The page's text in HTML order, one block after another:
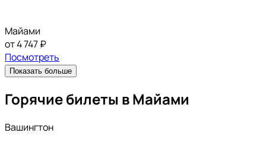
Майами
от 4 747 ₽
Посмотреть
Показать больше
Горячие билеты в Майами
Вашингтон